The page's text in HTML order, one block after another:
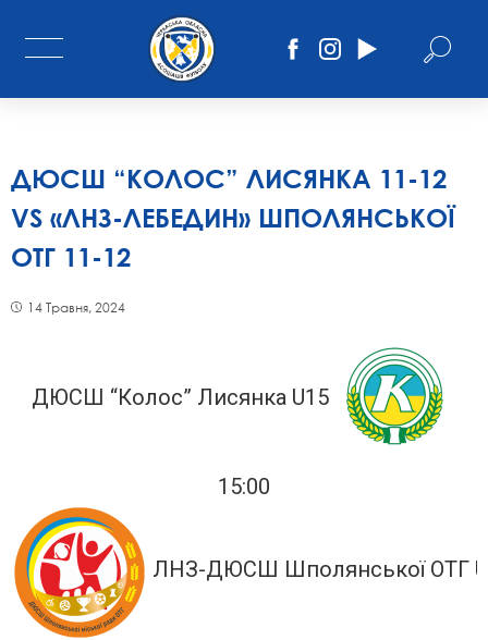
ДЮСШ “КОЛОС” ЛИСЯНКА 11-12
VS «ЛНЗ-ЛЕБЕДИН» ШПОЛЯНСЬКОЇ
ОТГ 11-12
14 Травня, 2024
ДЮСШ “Колос” Лисянка U15
15:00
ЛНЗ-ДЮСШ Шполянської ОТГ